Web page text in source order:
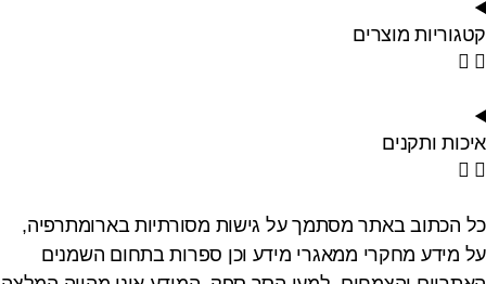
קטגוריות מוצרים
איכות ותקנים
כל הכתוב באתר מסתמך על גישות מסורתיות בארומתרפיה,
על מידע מחקרי ממאגרי מידע וכן ספרות בתחום השמנים